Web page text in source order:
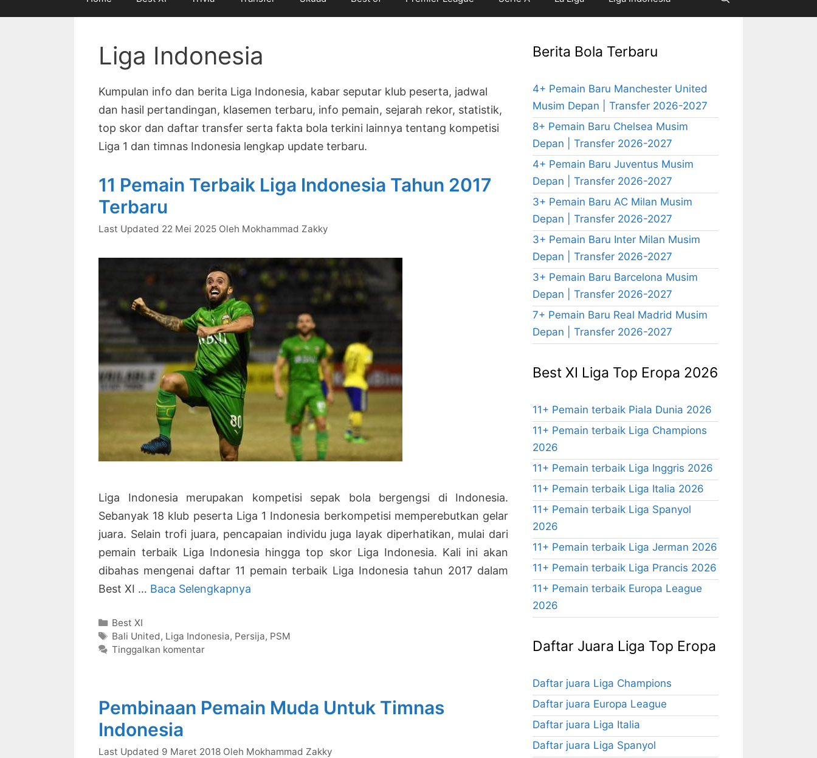
Liga Indonesia
Kumpulan info dan berita Liga Indonesia, kabar seputar klub peserta, jadwal
dan hasil pertandingan, klasemen terbaru, info pemain, sejarah rekor, statistik,
top skor dan daftar transfer serta fakta bola terkini lainnya tentang kompetisi
Liga 1 dan timnas Indonesia lengkap update terbaru.
11 Pemain Terbaik Liga Indonesia Tahun 2017
Terbaru
22 Mei 2025 Oleh Mokhammad Zakky
Liga Indonesia merupakan kompetisi sepak bola bergengsi di Indonesia.
Sebanyak 18 klub peserta Liga 1 Indonesia berkompetisi memperebutkan gelar
juara. Selain trofi juara, pencapaian individu juga layak diperhatikan, mulai dari
pemain terbaik Liga Indonesia hingga top skor Liga Indonesia. Kali ini akan
dibahas mengenai daftar 11 pemain terbaik Liga Indonesia tahun 2017 dalam
Best XI … Baca Selengkapnya
Liga
2017
Terbaru
Kategori
Best XI
Tag
Bali United, Liga Indonesia, Persija, PSM
Tinggalkan komentar
Pembinaan Pemain Muda Untuk Timnas
Indonesia
9 Maret 2018 Oleh Mokhammad Zakky
Berita Bola Terbaru
4+ Pemain Baru Manchester United
Musim Depan | Transfer 2026-2027
8+ Pemain Baru Chelsea Musim
Depan | Transfer 2026-2027
4+ Pemain Baru Juventus Musim
Depan | Transfer 2026-2027
3+ Pemain Baru AC Milan Musim
Depan | Transfer 2026-2027
3+ Pemain Baru Inter Milan Musim
Depan | Transfer 2026-2027
3+ Pemain Baru Barcelona Musim
Depan | Transfer 2026-2027
7+ Pemain Baru Real Madrid Musim
Depan | Transfer 2026-2027
Best XI Liga Top Eropa 2026
11+ Pemain terbaik Piala Dunia 2026
11+ Pemain terbaik Liga Champions
2026
11+ Pemain terbaik Liga Inggris 2026
11+ Pemain terbaik Liga Italia 2026
11+ Pemain terbaik Liga Spanyol
2026
11+ Pemain terbaik Liga Jerman 2026
11+ Pemain terbaik Liga Prancis 2026
11+ Pemain terbaik Europa League
2026
Daftar Juara Liga Top Eropa
Daftar juara Liga Champions
Daftar juara Europa League
Daftar juara Liga Italia
Daftar juara Liga Spanyol